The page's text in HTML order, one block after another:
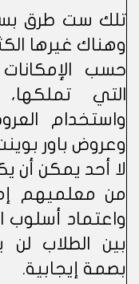
تلك ست طرق
وهناك غيرها
حسب الإمكانات
التي
واستخدام
وعروض باور
لا أحد يمكن أن
من معلميهم
واعتماد أسلوب
بين الطلاب
بصمة إيجابية.